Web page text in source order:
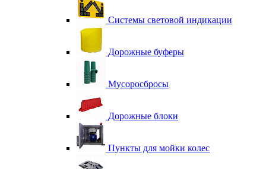
Системы световой индикации
Дорожные буферы
Мусоросбросы
Дорожные блоки
Пункты для мойки колес